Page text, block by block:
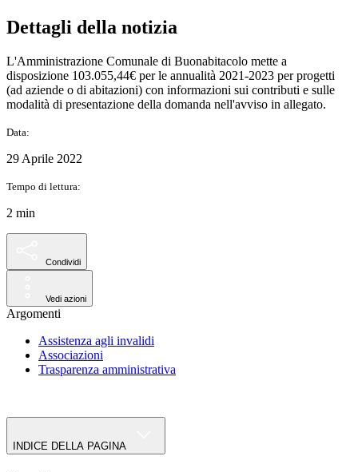
Dettagli della notizia
L'Amministrazione Comunale di Buonabitacolo mette a
disposizione 103.055,44€ per le annualità 2021-2023 per progetti
(ad aziende o di abitazioni) con informazioni sui contributi e sulle
modalità di presentazione della domanda nell'avviso in allegato.
Data:
29 Aprile 2022
Tempo di lettura:
2 min
Condividi
Vedi azioni
Argomenti
Assistenza agli invalidi
Associazioni
Trasparenza amministrativa
INDICE DELLA PAGINA